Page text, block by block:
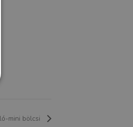
mini bölcsi